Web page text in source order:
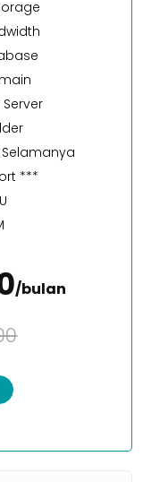
Selamanya
***
/bulan